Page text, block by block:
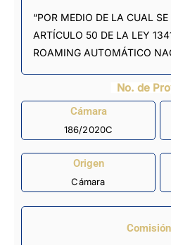
“POR MEDIO DE LA CUAL
ARTÍCULO 50 DE LA LEY
ROAMING AUTOMÁTICO
No. de
Cámara
186/2020C
Origen
Cámara